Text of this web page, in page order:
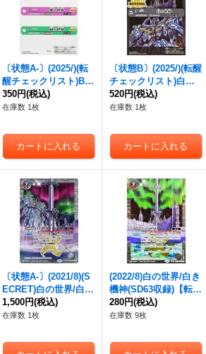
〔状態A-〕(2025/)(転
醒チェックリスト)BS
73チェックリスト3
【-】{BS73-5/6}
350円(税込)
在庫数 1枚
〔状態B〕(2025/)(転醒
チェックリスト)白の
世界/白き機神
S73-TCP04a/BS73-TC
520円(税込)
在庫数 1枚
〔状態A-〕(2021/8)(S
ECRET)白の世界/白き
機神(BSC38収録)【転
醒X-SEC】{BS52-TX0
《白》
1,500円(税込)
在庫数 1枚
(2022/8)白の世界/白き
機神(SD63収録)【転醒
X】{BS52-TX02a/BS5
2-TX02b}《白》
280円(税込)
在庫数 9枚